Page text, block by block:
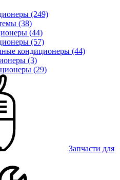
(249)
(38)
(44)
(57)
кондиционеры (44)
(3)
(29)
Запчасти для